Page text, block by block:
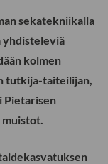
sekatekniikalla
yhdisteleviä
kolmen
tutkija-taiteilijan,
Pietarisen